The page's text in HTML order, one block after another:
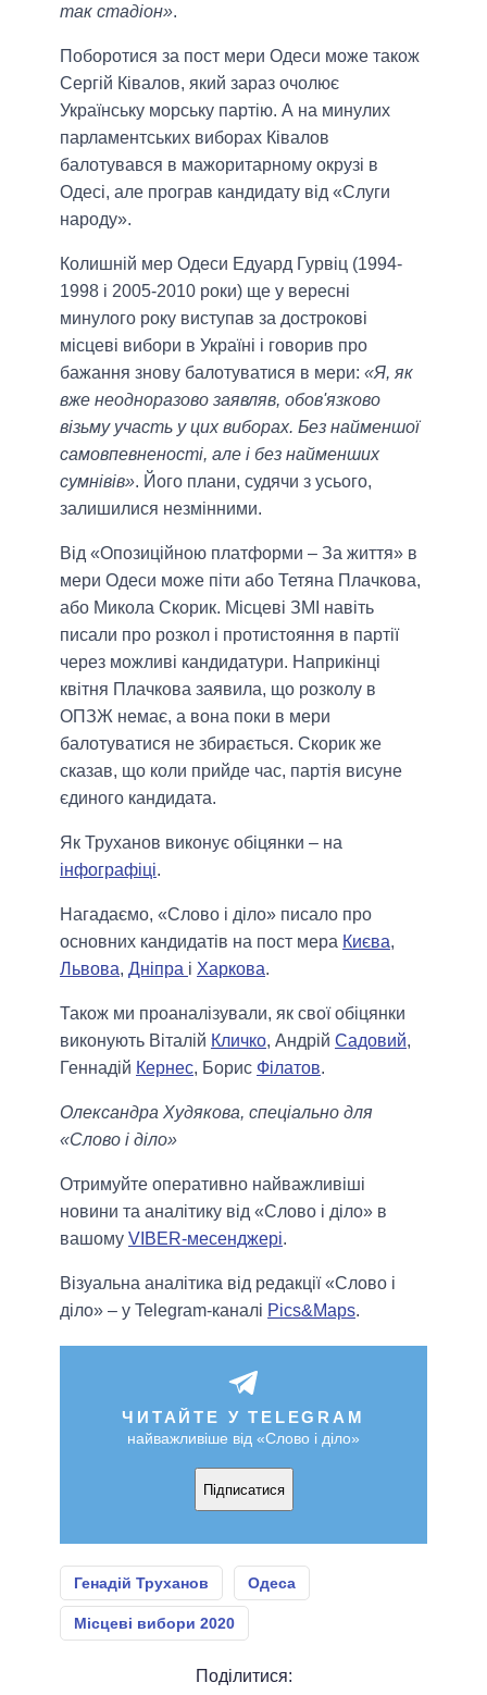
так стадіон».
Поборотися за пост мери Одеси може також
Сергій Ківалов, який зараз очолює
Українську морську партію. А на минулих
парламентських виборах Ківалов
балотувався в мажоритарному окрузі в
Одесі, але програв кандидату від «Слуги
народу».
Колишній мер Одеси Едуард Гурвіц (1994-
1998 і 2005-2010 роки) ще у вересні
минулого року виступав за дострокові
місцеві вибори в Україні і говорив про
бажання знову балотуватися в мери: «Я, як
вже неодноразово заявляв, обов'язково
візьму участь у цих виборах. Без найменшої
самовпевненості, але і без найменших
сумнівів». Його плани, судячи з усього,
залишилися незмінними.
Від «Опозиційною платформи – За життя» в
мери Одеси може піти або Тетяна Плачкова,
або Микола Скорик. Місцеві ЗМІ навіть
писали про розкол і протистояння в партії
через можливі кандидатури. Наприкінці
квітня Плачкова заявила, що розколу в
ОПЗЖ немає, а вона поки в мери
балотуватися не збирається. Скорик же
сказав, що коли прийде час, партія висуне
єдиного кандидата.
Як Труханов виконує обіцянки – на
інфографіці.
Нагадаємо, «Слово і діло» писало про
основних кандидатів на пост мера Києва,
Львова, Дніпра і Харкова.
Також ми проаналізували, як свої обіцянки
виконують Віталій Кличко, Андрій Садовий,
Геннадій Кернес, Борис Філатов.
Олександра Худякова, спеціально для
«Слово і діло»
Отримуйте оперативно найважливіші
новини та аналітику від «Слово і діло» в
вашому VIBER-месенджері.
Візуальна аналітика від редакції «Слово і
діло» – у Telegram-каналі Pics&Maps.
ЧИТАЙТЕ У TELEGRAM
найважливіше від «Слово і діло»
Підписатися
Генадій Труханов Одеса
Місцеві вибори 2020
Поділитися: